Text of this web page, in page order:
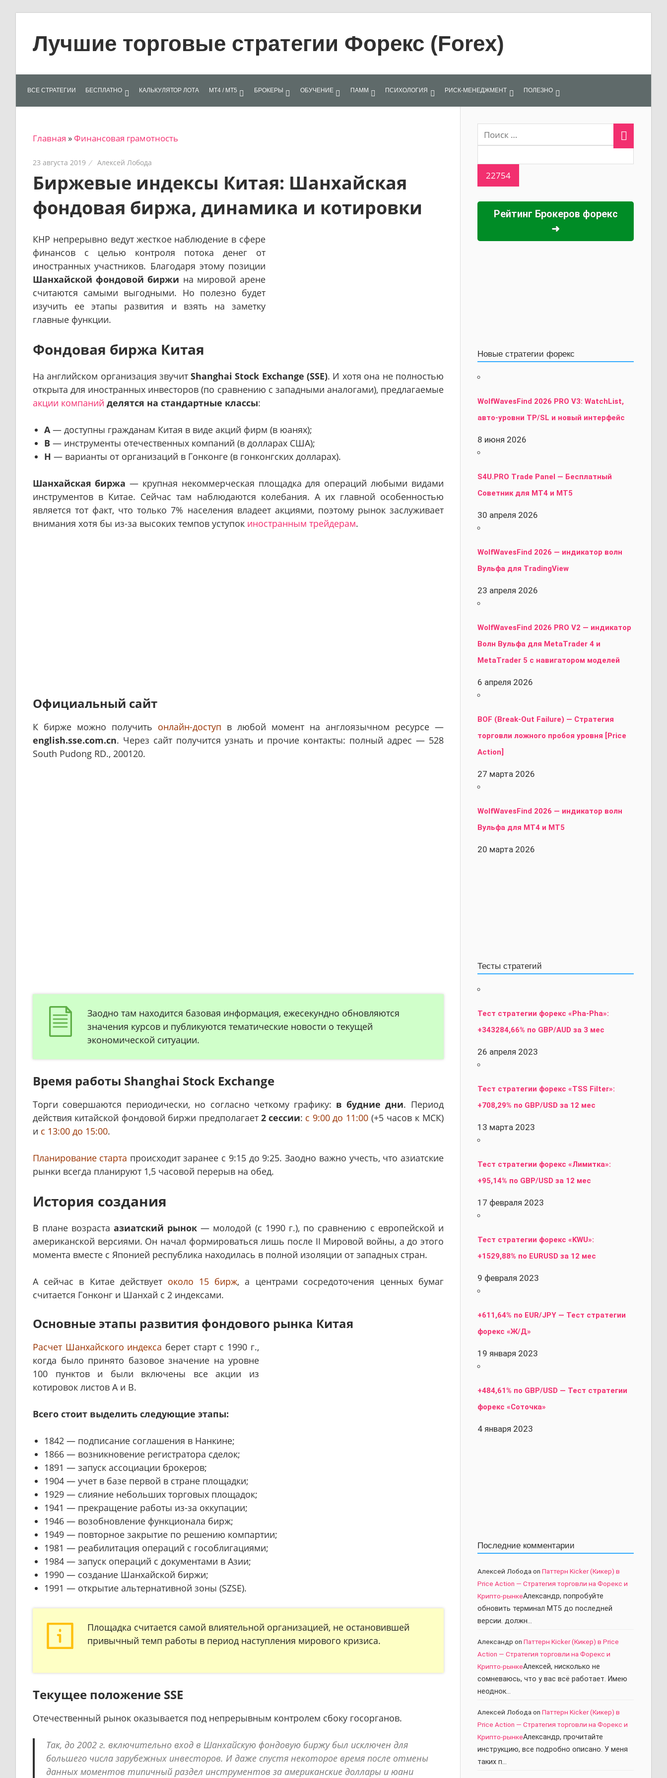
contentЛучшие торговые стратегии Форекс (Forex)
для
рынках:
сигналы,
новости…
ВСЕ СТРАТЕГИИ БЕСПЛАТНО КАЛЬКУЛЯТОР ЛОТА МТ4 / МТ5 БРОКЕРЫ ОБУЧЕНИЕ ПАММ ПСИХОЛОГИЯ РИСК-МЕНЕДЖМЕНТ ПОЛЕЗНО
Главная » Финансовая грамотность
23 августа 2019 Алексей Лобода
Биржевые индексы Китая: Шанхайская
фондовая биржа, динамика и котировки
КНР непрерывно ведут жесткое наблюдение в сфере
финансов с целью контроля потока денег от
иностранных участников. Благодаря этому позиции
Шанхайской фондовой биржи на мировой арене
считаются самыми выгодными. Но полезно будет
изучить ее этапы развития и взять на заметку
главные функции.
Фондовая биржа Китая
На английском организация звучит Shanghai Stock Exchange (SSE). И хотя она не полностью
открыта для иностранных инвесторов (по сравнению с западными аналогами), предлагаемые
акции компаний делятся на стандартные классы:
А— доступны гражданам Китая в виде акций фирм (в юанях);
B — инструменты отечественных компаний (в долларах США);
H — варианты от организаций в Гонконге (в гонконгских долларах).
Шанхайская биржа — крупная некоммерческая площадка для операций любыми видами
инструментов в Китае. Сейчас там наблюдаются колебания. А их главной особенностью
является тот факт, что только 7% населения владеет акциями, поэтому рынок заслуживает
внимания хотя бы из-за высоких темпов уступок иностранным трейдерам.
Официальный сайт
К бирже можно получить онлайн-доступ в любой момент на англоязычном ресурсе —
english.sse.com.cn. Через сайт получится узнать и прочие контакты: полный адрес — 528
South Pudong RD., 200120.
Заодно там находится базовая информация, ежесекундно обновляются
значения курсов и публикуются тематические новости о текущей
экономической ситуации.
Время работы Shanghai Stock Exchange
Торги совершаются периодически, но согласно четкому графику: в будние дни. Период
действия китайской фондовой биржи предполагает 2 сессии: с 9:00 до 11:00 (+5 часов к МСК)
и с 13:00 до 15:00.
Планирование старта происходит заранее с 9:15 до 9:25. Заодно важно учесть, что азиатские
рынки всегда планируют 1,5 часовой перерыв на обед.
История создания
В плане возраста азиатский рынок — молодой (с 1990 г.), по сравнению с европейской и
американской версиями. Он начал формироваться лишь после II Мировой войны, а до этого
момента вместе с Японией республика находилась в полной изоляции от западных стран.
А сейчас в Китае действует около 15 бирж, а центрами сосредоточения ценных бумаг
считается Гонконг и Шанхай с 2 индексами.
Основные этапы развития фондового рынка Китая
Расчет Шанхайского индекса берет старт с 1990 г.,
когда было принято базовое значение на уровне
100 пунктов и были включены все акции из
котировок листов А и В.
Всего стоит выделить следующие этапы:
1842 — подписание соглашения в Нанкине;
1866 — возникновение регистратора сделок;
1891 — запуск ассоциации брокеров;
1904 — учет в базе первой в стране площадки;
1929 — слияние небольших торговых площадок;
1941 — прекращение работы из-за оккупации;
1946 — возобновление функционала бирж;
1949 — повторное закрытие по решению компартии;
1981 — реабилитация операций с гособлигациями;
1984 — запуск операций с документами в Азии;
1990 — создание Шанхайской биржи;
1991 — открытие альтернативной зоны (SZSE).
Площадка считается самой влиятельной организацией, не остановившей
привычный темп работы в период наступления мирового кризиса.
Текущее положение SSE
Отечественный рынок оказывается под непрерывным контролем сбоку госорганов.
Так, до 2002 г. включительно вход в Шанхайскую фондовую биржу был исключен для
большего числа зарубежных инвесторов. И даже спустя некоторое время после отмены
данных моментов типичный раздел инструментов за американские доллары и юани
Рейтинг Брокеров форекс
➜
Новые стратегии форекс
WolfWavesFind 2026 PRO V3: WatchList,
авто-уровни TP/SL и новый интерфейс
8 июня 2026
S4U.PRO Trade Panel — Бесплатный
Советник для MT4 и MT5
30 апреля 2026
WolfWavesFind 2026 — индикатор волн
Вульфа для TradingView
23 апреля 2026
WolfWavesFind 2026 PRO V2 — индикатор
Волн Вульфа для MetaTrader 4 и
MetaTrader 5 с навигатором моделей
6 апреля 2026
BOF (Break-Out Failure) — Стратегия
торговли ложного пробоя уровня [Price
Action]
27 марта 2026
WolfWavesFind 2026 — индикатор волн
Вульфа для MT4 и MT5
20 марта 2026
Тесты стратегий
Тест стратегии форекс «Pha-Pha»:
+343284,66% по GBP/AUD за 3 мес
26 апреля 2023
Тест стратегии форекс «TSS Filter»:
+708,29% по GBP/USD за 12 мес
13 марта 2023
Тест стратегии форекс «Лимитка»:
+95,14% по GBP/USD за 12 мес
17 февраля 2023
Тест стратегии форекс «KWU»:
+1529,88% по EURUSD за 12 мес
9 февраля 2023
+611,64% по EUR/JPY — Тест стратегии
форекс «Ж/Д»
19 января 2023
+484,61% по GBP/USD — Тест стратегии
форекс «Соточка»
4 января 2023
Последние комментарии
Алексей Лободаon Паттерн Kicker (Кикер) в
Price Action — Стратегия торговли на Форекс и
Крипто-рынкеАлександр, попробуйте
обновить терминал МТ5 до последней
версии. должн…
Александр on Паттерн Kicker (Кикер) в Price
Action — Стратегия торговли на Форекс и
Крипто-рынкеАлексей, нисколько не
сомневаюсь, что у вас всё работает. Имею
неоднок…
Алексей Лободаon Паттерн Kicker (Кикер) в
Price Action — Стратегия торговли на Форекс и
Крипто-рынкеАлександр, прочитайте
инструкцию, все подробно описано. У меня
таких п…